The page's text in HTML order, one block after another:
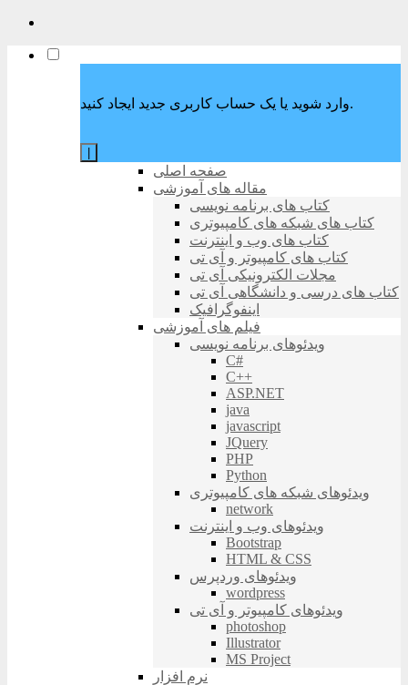
وارد شوید یا یک حساب کاربری جدید ایجاد کنید.
صفحه اصلی
مقاله های آموزشی
کتاب های برنامه نویسی
کتاب های شبکه های کامپیوتری
کتاب های وب و اینترنت
کتاب های کامپیوتر و آی تی
مجلات الکترونیکی آی تی
کتاب های درسی و دانشگاهی آی تی
اینفوگرافیک
فیلم های آموزشی
ویدئوهای برنامه نویسی
C#
C++
ASP.NET
java
javascript
JQuery
PHP
Python
ویدئوهای شبکه های کامپیوتری
network
ویدئوهای وب و اینترنت
Bootstrap
HTML & CSS
ویدئوهای وردپرس
wordpress
ویدئوهای کامپیوتر و آی تی
photoshop
Illustrator
MS Project
نرم افزار